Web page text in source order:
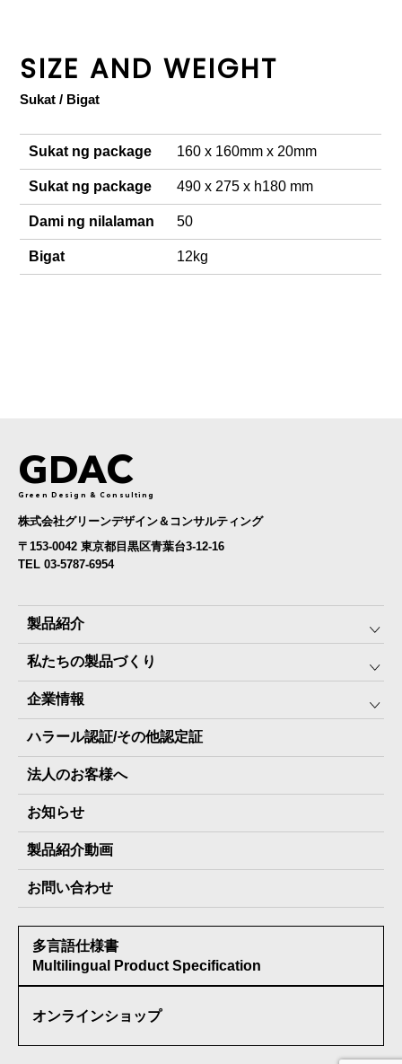
SIZE AND WEIGHT
Sukat / Bigat
Sukat ng package 160 x 160mm x 20mm
Sukat ng package 490 x 275 x h180 mm
Dami ng nilalaman 50
Bigat 12kg
GDAC
Green Design & Consulting
株式会社グリーンデザイン＆コンサルティング
〒153-0042 東京都目黒区青葉台3-12-16
TEL 03-5787-6954
製品紹介
みんなの保存⾷
The Next Dekade10年保存
The Next Dekade7年保存
JARAペットフード7年保存
その他製品
私たちの製品づくり
SDGSへの取り組み
JARA(ペット⽤防災備蓄⾷)について
地産地消パッケージについて
企業情報
社⻑ご挨拶
スタッフ紹介
会社概要
製品納入実績
情報セキュリティ基本方針
受賞歴
ハラール認証/その他認定証
法人のお客様へ
お知らせ
製品紹介動画
お問い合わせ
多言語仕様書
Multilingual Product Specification
オンラインショップ